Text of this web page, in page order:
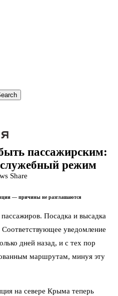
пассажирским:
режим
Share
— причины не разглашаются
Посадка и высадка
Соответствующее уведомление
дней назад, и с тех пор
маршрутам, минуя эту
на севере Крыма теперь